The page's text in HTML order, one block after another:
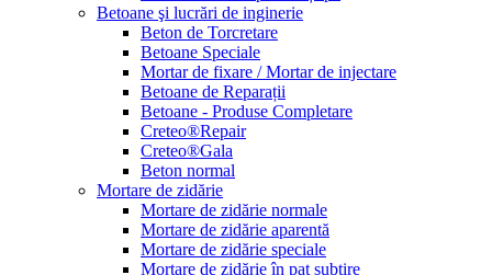
Betoane şi lucrări de inginerie
Beton de Torcretare
Betoane Speciale
Mortar de fixare / Mortar de injectare
Betoane de Reparații
Betoane - Produse Completare
Creteo®Repair
Creteo®Gala
Beton normal
Mortare de zidărie
Mortare de zidărie normale
Mortare de zidărie aparentă
Mortare de zidărie speciale
Mortare de zidărie în pat subțire